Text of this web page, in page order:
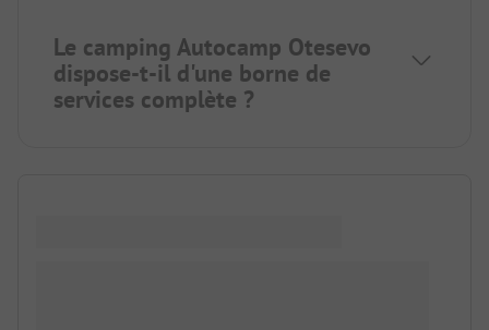
Le camping Autocamp Otesevo
dispose-t-il d'une borne de
services complète ?